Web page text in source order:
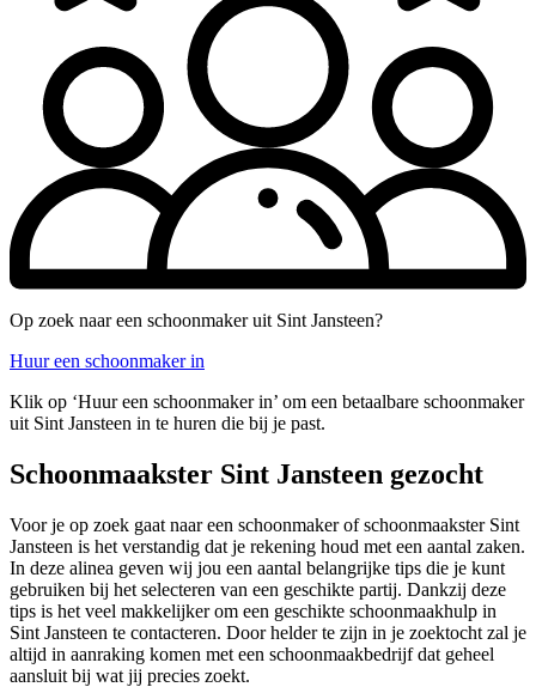
Op zoek naar een schoonmaker uit Sint Jansteen?
Huur een schoonmaker in
Klik op ‘Huur een schoonmaker in’ om een betaalbare schoonmaker
uit Sint Jansteen in te huren die bij je past.
Schoonmaakster Sint Jansteen gezocht
Voor je op zoek gaat naar een schoonmaker of schoonmaakster Sint
Jansteen is het verstandig dat je rekening houd met een aantal zaken.
In deze alinea geven wij jou een aantal belangrijke tips die je kunt
gebruiken bij het selecteren van een geschikte partij. Dankzij deze
tips is het veel makkelijker om een geschikte schoonmaakhulp in
Sint Jansteen te contacteren. Door helder te zijn in je zoektocht zal je
altijd in aanraking komen met een schoonmaakbedrijf dat geheel
aansluit bij wat jij precies zoekt.